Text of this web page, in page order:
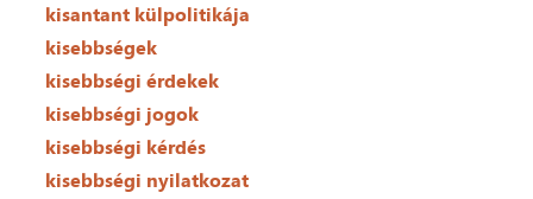
kisantant külpolitikája
kisebbségek
kisebbségi érdekek
kisebbségi jogok
kisebbségi kérdés
kisebbségi nyilatkozat